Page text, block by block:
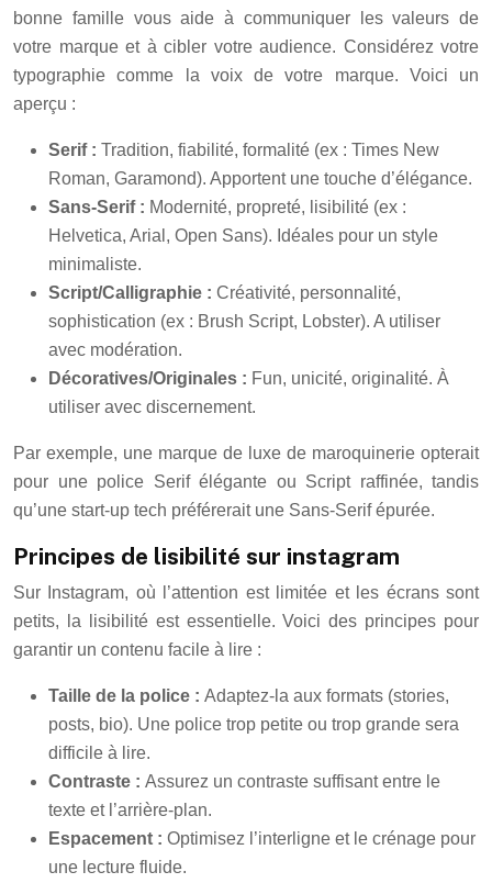
bonne famille vous aide à communiquer les valeurs de
votre marque et à cibler votre audience. Considérez votre
typographie comme la voix de votre marque. Voici un
aperçu :
Serif : Tradition, fiabilité, formalité (ex : Times New
Roman, Garamond). Apportent une touche d’élégance.
Sans-Serif : Modernité, propreté, lisibilité (ex :
Helvetica, Arial, Open Sans). Idéales pour un style
minimaliste.
Script/Calligraphie : Créativité, personnalité,
sophistication (ex : Brush Script, Lobster). A utiliser
avec modération.
Décoratives/Originales : Fun, unicité, originalité. À
utiliser avec discernement.
Par exemple, une marque de luxe de maroquinerie opterait
pour une police Serif élégante ou Script raffinée, tandis
qu’une start-up tech préférerait une Sans-Serif épurée.
Principes de lisibilité sur instagram
Sur Instagram, où l’attention est limitée et les écrans sont
petits, la lisibilité est essentielle. Voici des principes pour
garantir un contenu facile à lire :
Taille de la police : Adaptez-la aux formats (stories,
posts, bio). Une police trop petite ou trop grande sera
difficile à lire.
Contraste : Assurez un contraste suffisant entre le
texte et l’arrière-plan.
Espacement : Optimisez l’interligne et le crénage pour
une lecture fluide.